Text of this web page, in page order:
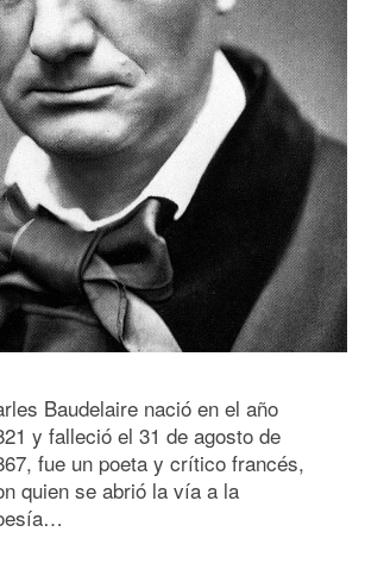
Baudelaire nació en el año
y falleció el 31 de agosto de
fue un poeta y crítico francés,
quien se abrió la vía a la